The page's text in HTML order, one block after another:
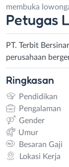
membuka
Petugas
PT. Terbit
perusahaan
Ringkasan
Pendidikan
Pengalaman
Gender
Umur
Besaran Gaji
Lokasi Kerja